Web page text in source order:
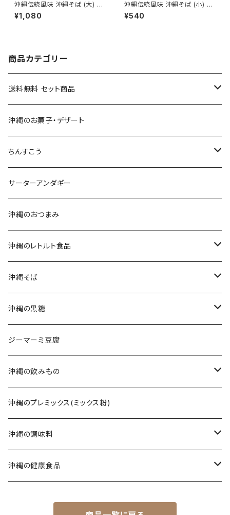
沖縄伝統風味 沖縄そば (大) 5
食入
¥1,080
沖縄伝統風味 沖縄そば (小) 2
食入
¥540
商品カテゴリー
送料無料 セット商品
おつまみセット
黒糖セット
沖縄そばセット
生麺・乾麺
三枚肉そば(ラフテーそば)
沖縄のお菓子・デザート
ちんすこう
沖縄南風堂
新垣菓子店
名嘉真製菓本舗
珍品堂
サーターアンダギー
沖縄のおつまみ
沖縄のレトルト食品
ポークランチョンミート
ラフテー(三枚肉)
軟骨ソーキ
てびち(豚足)
じゅーしぃ(沖縄の炊き込みご飯)
タコライス
コンビーフ
沖縄そば
生麺・乾麺
沖縄そばだし
三枚肉そば(ラフテー)
ソーキそば
てびちそば
ミックスそば
沖縄の黒糖
純黒糖
黒糖ナッツ
黒糖菓子
黒糖(その他)
ジーマーミ豆腐
沖縄の飲みもの
さんぴん茶
シークヮーサー
ウコン茶
沖縄のプレミックス(ミックス粉)
沖縄の調味料
唐辛子
沖縄の健康食品